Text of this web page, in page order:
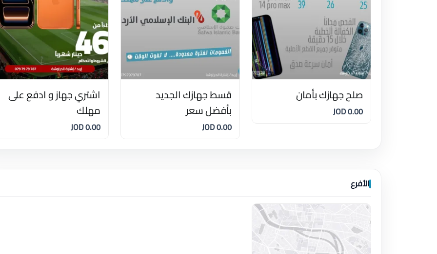
صلح جهازك بأمان
0.00 JOD
قسط جهازك الجديد
بأفضل سعر
0.00 JOD
اشتري جهاز و ادفع على
مهلك
0.00 JOD
الأفرع